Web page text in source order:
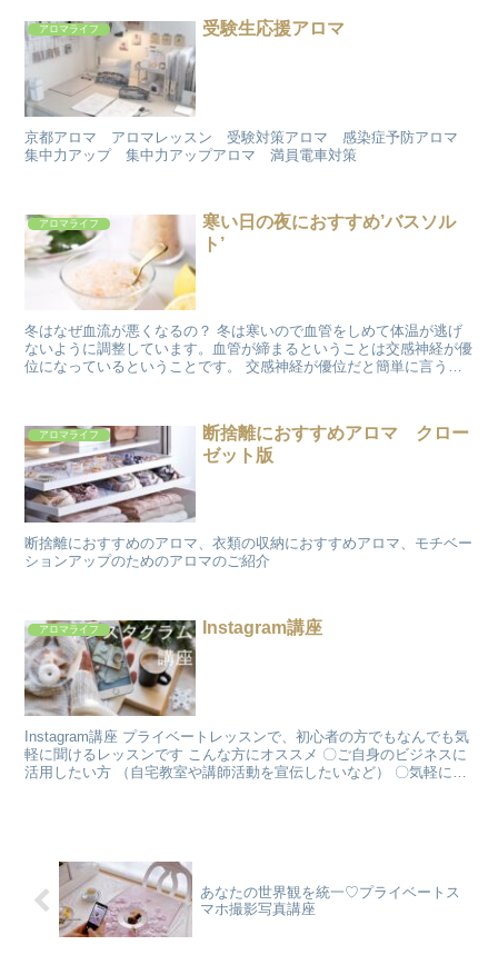
アロマライフ 受験生応援アロマ
京都アロマ アロマレッスン 受験対策アロマ 感染症予防アロマ
集中力アップ 集中力アップアロマ 満員電車対策
アロマライフ
寒い日の夜におすすめ’バスソル
ト’
冬はなぜ血流が悪くなるの？ 冬は寒いので血管をしめて体温が逃げ
ないように調整しています。血管が締まるということは交感神経が優
位になっているということです。 交感神経が優位だと簡単に言うと
アロマライフ
断捨離におすすめアロマ クロー
ゼット版
断捨離におすすめのアロマ、衣類の収納におすすめアロマ、モチベー
ションアップのためのアロマのご紹介
アロマライフ Instagram講座
Instagram講座 プライベートレッスンで、初心者の方でもなんでも気
軽に聞けるレッスンです こんな方にオススメ 〇ご自身のビジネスに
活用したい方 （自宅教室や講師活動を宣伝したいなど） 〇気軽に
あなたの世界観を統一♡プライベートス
マホ撮影写真講座